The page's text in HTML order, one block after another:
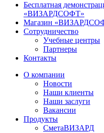
Бесплатная
«ВИЗАРДСОФТ»
Магазин
Сотрудничество
Учебные центры
Партнеры
Контакты
О компании
Новости
Наши клиенты
Наши заслуги
Вакансии
Продукты
СметаВИЗАРД